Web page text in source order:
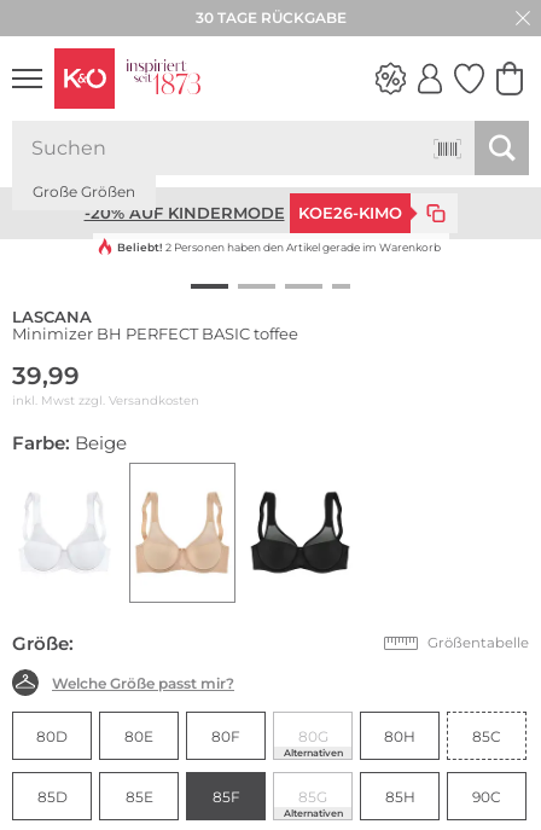
30 TAGE RÜCKGABE
VIBES
-20% AUF KINDERMODE KOE26-KIMO
Große Größen
Beliebt! 2 Personen haben den Artikel gerade im Warenkorb
LASCANA
Minimizer BH PERFECT BASIC toffee
39,99
inkl. Mwst zzgl. Versandkosten
Farbe: Beige
Größe: Größentabelle
Welche Größe passt mir?
80D 80E 80F 80G
Alternativen
80H 85C
85D 85E 85F 85G
Alternativen
85H 90C